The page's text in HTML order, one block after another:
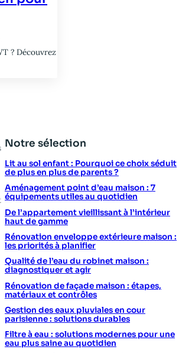
? Découvrez
Notre sélection
Lit au sol enfant : Pourquoi ce choix séduit
de plus en plus de parents ?
Aménagement point d’eau maison : 7
équipements utiles au quotidien
De l’appartement vieillissant à l’intérieur
haut de gamme
Rénovation enveloppe extérieure maison :
les priorités à planifier
Qualité de l’eau du robinet maison :
diagnostiquer et agir
Rénovation de façade maison : étapes,
matériaux et contrôles
Gestion des eaux pluviales en cour
parisienne : solutions durables
Filtre à eau : solutions modernes pour une
eau plus saine au quotidien